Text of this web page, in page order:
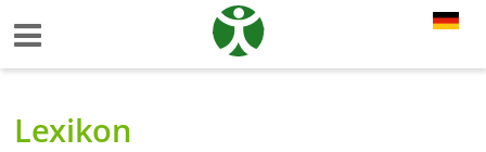
Lexikon